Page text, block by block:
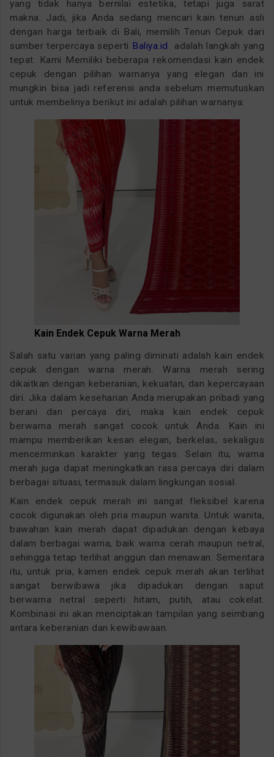
yang tidak hanya bernilai estetika, tetapi juga sarat
makna. Jadi, jika Anda sedang mencari kain tenun asli
dengan harga terbaik di Bali, memilih Tenun Cepuk dari
sumber terpercaya seperti Baliya.id adalah langkah yang
tepat. Kami Memiliki beberapa rekomendasi kain endek
cepuk dengan pilihan warnanya yang elegan dan ini
mungkin bisa jadi referensi anda sebelum memutuskan
untuk membelinya berikut ini adalah pilihan warnanya:
Kain Endek Cepuk Warna Merah
Salah satu varian yang paling diminati adalah kain endek
cepuk dengan warna merah. Warna merah sering
dikaitkan dengan keberanian, kekuatan, dan kepercayaan
diri. Jika dalam keseharian Anda merupakan pribadi yang
berani dan percaya diri, maka kain endek cepuk
berwarna merah sangat cocok untuk Anda. Kain ini
mampu memberikan kesan elegan, berkelas, sekaligus
mencerminkan karakter yang tegas. Selain itu, warna
merah juga dapat meningkatkan rasa percaya diri dalam
berbagai situasi, termasuk dalam lingkungan sosial.
Kain endek cepuk merah ini sangat fleksibel karena
cocok digunakan oleh pria maupun wanita. Untuk wanita,
bawahan kain merah dapat dipadukan dengan kebaya
dalam berbagai warna, baik warna cerah maupun netral,
sehingga tetap terlihat anggun dan menawan. Sementara
itu, untuk pria, kamen endek cepuk merah akan terlihat
sangat berwibawa jika dipadukan dengan saput
berwarna netral seperti hitam, putih, atau cokelat.
Kombinasi ini akan menciptakan tampilan yang seimbang
antara keberanian dan kewibawaan.